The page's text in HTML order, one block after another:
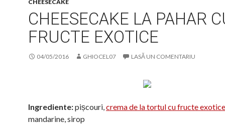
CHEESECAKE
CHEESECAKE LA PAHAR
FRUCTE EXOTICE
04/05/2016 GHIOCEL07 LASĂ UN COMENTARIU
Ingrediente:pișcouri,crema de la tortul cu fructe exotice
mandarine, sirop